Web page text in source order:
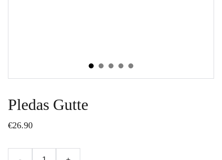
Pledas Gutte
€26.90